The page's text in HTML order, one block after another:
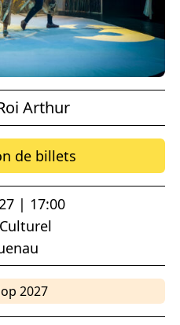
Arthur
de billets
| 17:00
2027